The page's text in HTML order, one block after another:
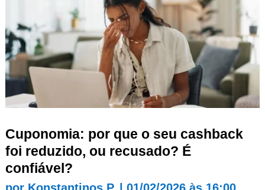
Cuponomia: por que o seu cashback
foi reduzido, ou recusado? É
confiável?